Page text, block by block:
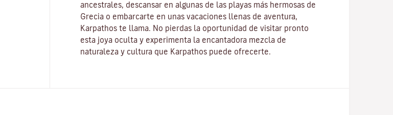
ancestrales, descansar en algunas de las playas más hermosas de
Grecia o embarcarte en unas vacaciones llenas de aventura,
Karpathos te llama. No pierdas la oportunidad de visitar pronto
esta joya oculta y experimenta la encantadora mezcla de
naturaleza y cultura que Karpathos puede ofrecerte.